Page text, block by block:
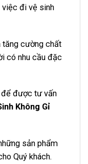
việc đi vệ sinh
tăng cường chất
có nhu cầu đặc
để được tư vấn
Không Gỉ
sản phẩm
Quý khách.